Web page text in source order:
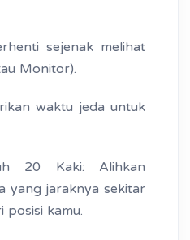
sejenak melihat
Monitor).
waktu jeda untuk
20 Kaki: Alihkan
yang jaraknya sekitar
posisi kamu.